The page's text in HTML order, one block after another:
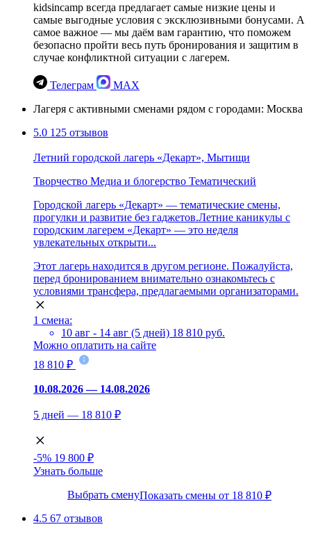
kidsincamp всегда предлагает самые низкие цены и
самые выгодные условия с эксклюзивными бонусами. А
самое важное — мы даём вам гарантию, что поможем
безопасно пройти весь путь бронирования и защитим в
случае конфликтной ситуации с лагерем.
Телеграм
MAX
Лагеря с активными сменами рядом с городами: Москва
5.0 125 отзывов
Летний городской лагерь «Декарт», Мытищи
Творчество Медиа и блогерство Тематический
Городской лагерь «Декарт» — тематические смены,
прогулки и развитие без гаджетов.Летние каникулы с
городским лагерем «Декарт» — это неделя
увлекательных открыти...
Этот лагерь находится в другом регионе. Пожалуйста,
перед бронированием внимательно ознакомьтесь с
условиями трансфера, предлагаемыми организаторами.
1 смена:
10 авг - 14 авг (5 дней) 18 810 руб.
Можно оплатить на сайте
18 810 ₽
10.08.2026 — 14.08.2026
5 дней — 18 810 ₽
-5% 19 800 ₽
Узнать больше
Выбрать сменуПоказать смены от 18 810 ₽
4.5 67 отзывов